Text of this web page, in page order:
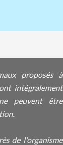
proposés à
intégralement
peuvent être
de l'organisme